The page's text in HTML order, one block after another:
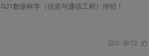
数据科学（信息与通信工程）停招！
0 72